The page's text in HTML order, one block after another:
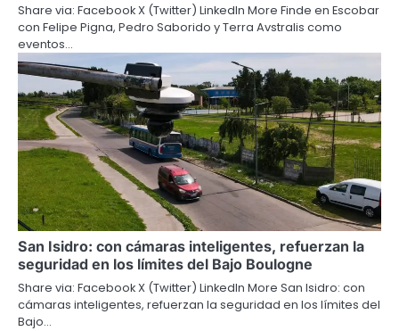
Share via: Facebook X (Twitter) LinkedIn More Finde en Escobar
con Felipe Pigna, Pedro Saborido y Terra Avstralis como
eventos…
San Isidro: con cámaras inteligentes, refuerzan la
seguridad en los límites del Bajo Boulogne
Share via: Facebook X (Twitter) LinkedIn More San Isidro: con
cámaras inteligentes, refuerzan la seguridad en los límites del
Bajo…